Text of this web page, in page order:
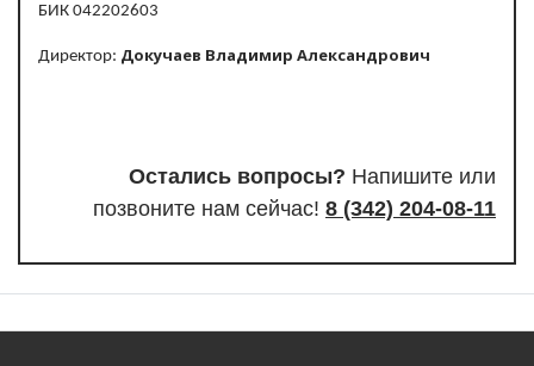
БИК 042202603
Директор: Докучаев Владимир Александрович
Остались вопросы? Напишите или
позвоните нам сейчас! 8 (342) 204-08-11